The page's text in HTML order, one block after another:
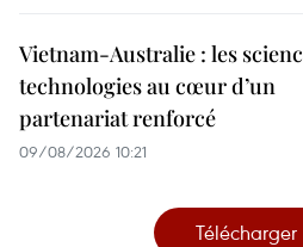
Vietnam-Australie : les
technologies au cœur d’un
partenariat renforcé
09/08/2026 10:21
Télécharger